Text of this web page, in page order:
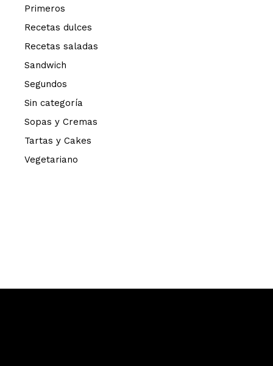
Primeros
Recetas dulces
Recetas saladas
Sandwich
Segundos
Sin categoría
Sopas y Cremas
Tartas y Cakes
Vegetariano